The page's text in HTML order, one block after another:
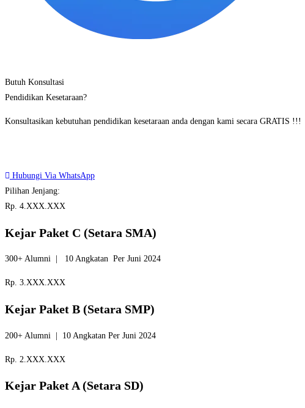
Butuh Konsultasi
Pendidikan Kesetaraan?
Konsultasikan kebutuhan pendidikan kesetaraan anda dengan kami secara GRATIS !!!
Hubungi Via WhatsApp
Pilihan Jenjang:
Rp. 4.XXX.XXX
Kejar Paket C (Setara SMA)
300+ Alumni | 10 Angkatan Per Juni 2024
Rp. 3.XXX.XXX
Kejar Paket B (Setara SMP)
200+ Alumni | 10 Angkatan Per Juni 2024
Rp. 2.XXX.XXX
Kejar Paket A (Setara SD)